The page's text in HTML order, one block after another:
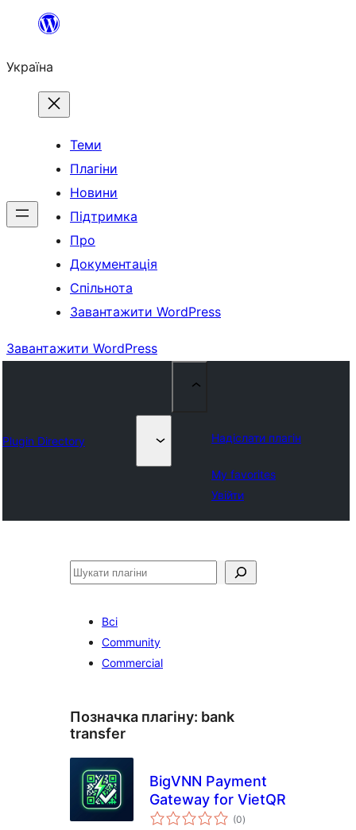
Перейти
вмісту
Україна
Теми
Плагіни
Новини
Підтримка
Про
Документація
Спільнота
Завантажити WordPress
Завантажити WordPress
Plugin Directory Надіслати плагін
My favorites
Увійти
Пошук
Всі
Community
Commercial
Позначка плагіну: bank
transfer
BigVNN Payment
Gateway for VietQR
(0загальний
рейтинг
)